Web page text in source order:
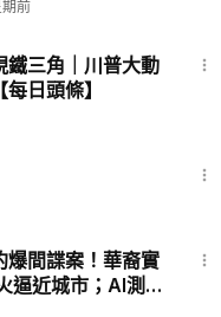
前
鐵三角｜川普大動
日頭條】
爆間諜案！華裔實
逼近城市；AI測心
擊】